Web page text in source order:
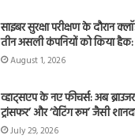
साइबर सुरक्षा परीक्षण के दौरान
तीन असली कंपनियों को किया हैक:
August 1, 2026
व्हाट्सएप के नए फीचर्स: अब
ट्रांसफर’ और ‘वेटिंग रूम’ जैसी
July 29, 2026